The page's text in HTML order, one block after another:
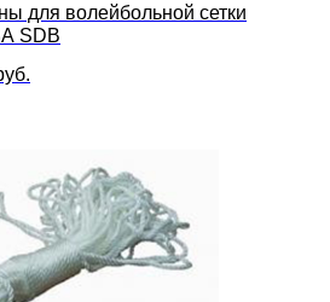
для волейбольной сетки
SDB